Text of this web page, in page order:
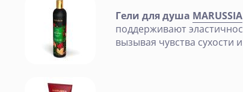
Гели для душа MARUSSIA
поддерживают
вызывая чувства сухости